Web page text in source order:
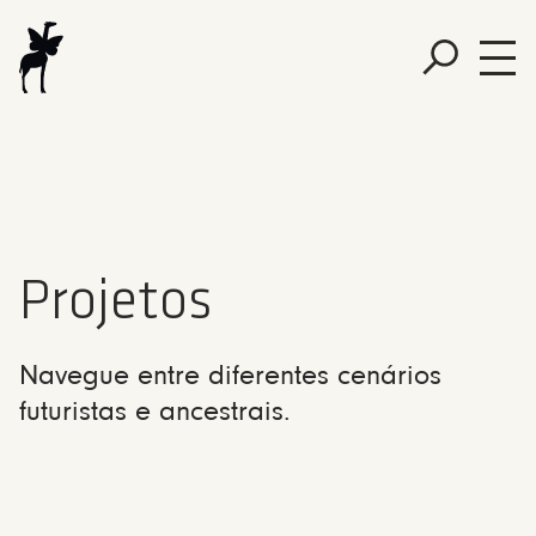
Projetos
Navegue entre diferentes cenários
futuristas e ancestrais.